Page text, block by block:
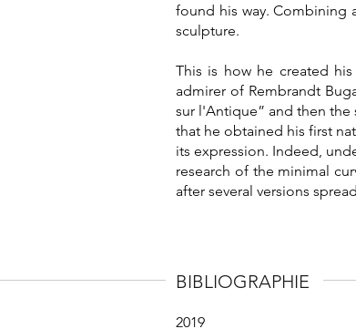
found his way. Combining
sculpture.
This is how he created
admirer of Rembrandt
sur l'Antique” and then
that he obtained his first
its expression. Indeed,
research of the minimal
after several versions
BIBLIOGRAPHIE
2019